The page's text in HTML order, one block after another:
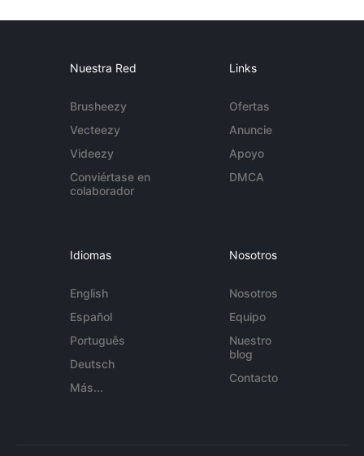
Nuestra Red
Brusheezy
Vecteezy
Videezy
Conviértase en
colaborador
Links
Ofertas
Anuncie
Apoyo
DMCA
Idiomas
English
Español
Português
Deutsch
Más...
Nosotros
Nosotros
Equipo
Nuestro
blog
Contacto